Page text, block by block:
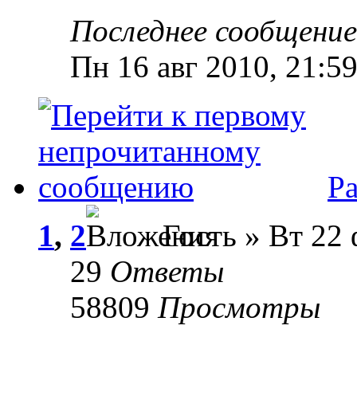
Последнее
Пн 16 авг 2010, 21:59
1, 2
Гость » Вт 22
29 Ответы
58809 Просмотры